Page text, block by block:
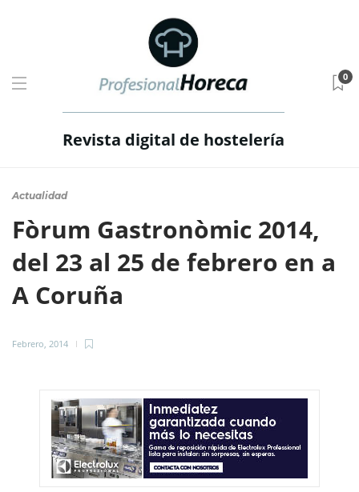
Revista digital de hostelería
0
Actualidad
Fòrum Gastronòmic 2014,
del 23 al 25 de febrero en a
A Coruña
Febrero, 2014